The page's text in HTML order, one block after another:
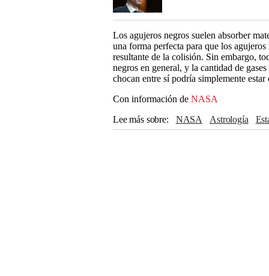
Los agujeros negros suelen absorber
una forma perfecta para que los
resultante de la colisión. Sin embargo,
negros en general, y la cantidad de
chocan entre sí podría simplemente
Con información de NASA
Lee más sobre
NASA astrología